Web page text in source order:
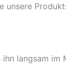
unsere
langsam im